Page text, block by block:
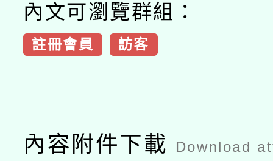
內文可瀏覽群組：
註冊會員 訪客
內容附件下載 Download